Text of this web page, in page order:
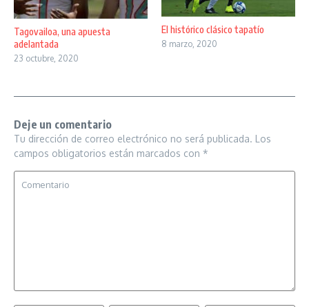
Tagovailoa, una apuesta
adelantada
23 octubre, 2020
El histórico clásico tapatío
8 marzo, 2020
Deje un comentario
Tu dirección de correo electrónico no será publicada. Los
campos obligatorios están marcados con *